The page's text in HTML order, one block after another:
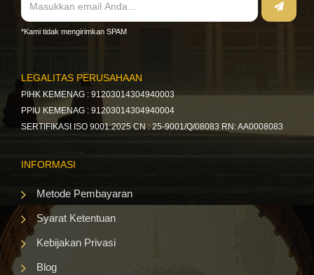
*Kami tidak mengirimkan SPAM
LEGALITAS PERUSAHAAN
PIHK KEMENAG : 91203014304940003
PPIU KEMENAG : 91203014304940004
SERTIFIKASI ISO 9001:2025 CN : 25-9001/Q/08083 RN: AA0008083
INFORMASI
Metode Pembayaran
Syarat Ketentuan
Kebijakan Privasi
Blog